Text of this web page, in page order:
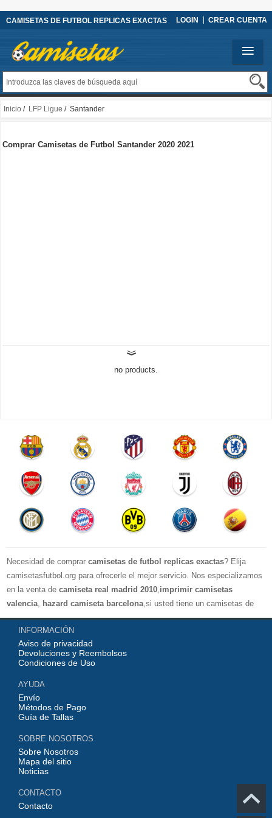
CAMISETAS DE FUTBOL REPLICAS EXACTAS LOGIN CREAR CUENTA
Inicio / LFP Ligue / Santander
Comprar Camisetas de Futbol Santander 2020 2021
no products.
Necesidad de comprar camisetas de futbol replicas exactas? Elija
camisetasfutbol.org para ofrecerle el mejor servicio. Nos especializamos
en la venta de camiseta real madrid 2010,imprimir camisetas
valencia, hazard camiseta barcelona,si usted tiene un camisetas de
futbol favorito, le damos la bienvenida a nuestra tienda paracomprar, le
damos el mayor descuento, compras por más de 99 € envío gratis.
¡Elíjanos, elija un buen estado de ánimo, gracias por su compra!
INFORMACIÓN
Aviso de privacidad
Devoluciones y Reembolsos
Condiciones de Uso
AYUDA
Envío
Métodos de Pago
Guía de Tallas
SOBRE NOSOTROS
Sobre Nosotros
Mapa del sitio
Noticias
CONTACTO
Contacto